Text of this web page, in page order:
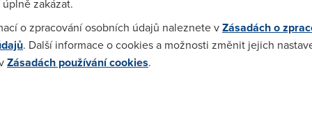
zakázat.
o zpracování osobních údajů naleznete vZásadách o
. Další informace o cookies a možnosti změnit jejich
Zásadách používání cookies.